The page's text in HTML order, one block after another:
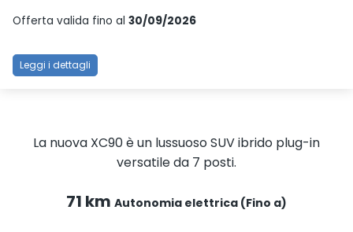
Offerta valida fino al 30/09/2026
Leggi i dettagli
La nuova XC90 è un lussuoso SUV ibrido plug-in
versatile da 7 posti.
71 km Autonomia elettrica (Fino a)